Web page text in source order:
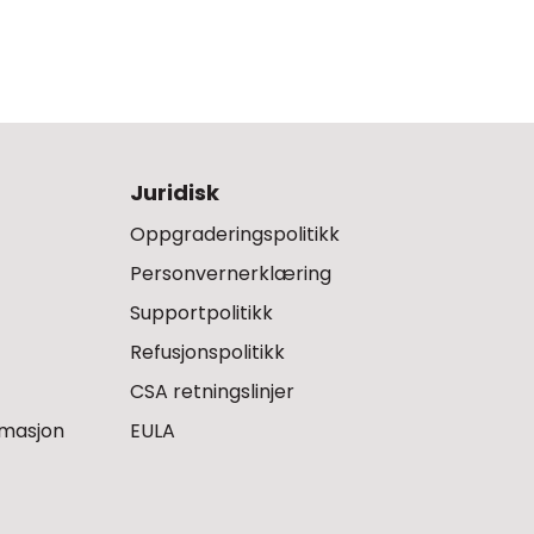
Juridisk
Oppgraderingspolitikk
Personvernerklæring
Supportpolitikk
Refusjonspolitikk
CSA retningslinjer
EULA